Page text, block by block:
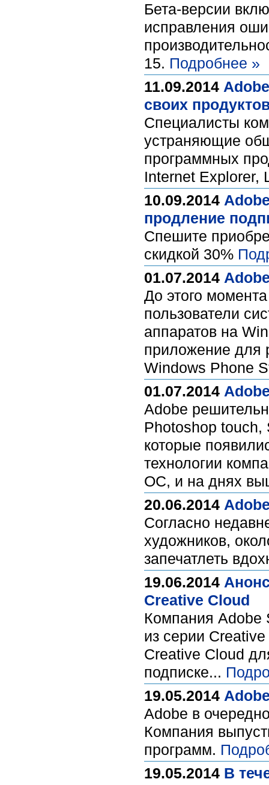
Бета-версии
исправления
15. Подробнее »
11.09.2014
своих
Специалисты
устраняющие
программных
Internet Explorer,
10.09.2014
продление
Спешите
скидкой 30%
01.07.2014
До этого
пользователи
аппаратов на
приложение для
Windows Phone
01.07.2014
Adobe
Photoshop touch,
которые
технологии
ОС, и на днях
20.06.2014
Согласно
художников,
запечатлеть
19.06.2014
Creative Cloud
Компания Adobe
из серии
Creative Cloud
подписке...
19.05.2014
Adobe в
Компания
программ.
19.05.2014 В